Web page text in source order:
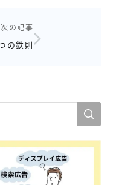
次の記事
の鉄則